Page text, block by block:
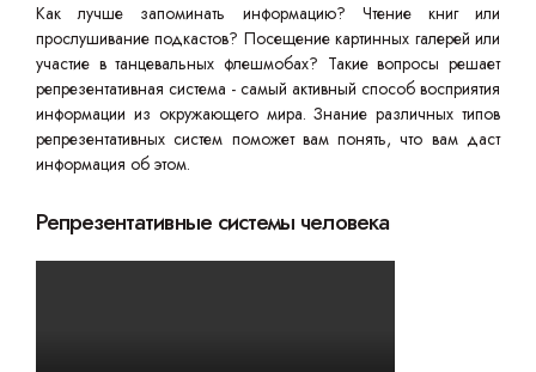
Как лучше запоминать информацию? Чтение книг или
прослушивание подкастов? Посещение картинных галерей или
участие в танцевальных флешмобах? Такие вопросы решает
репрезентативная система - самый активный способ восприятия
информации из окружающего мира. Знание различных типов
репрезентативных систем поможет вам понять, что вам даст
информация об этом.
Репрезентативные системы человека